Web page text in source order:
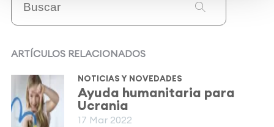
ARTÍCULOS RELACIONADOS
NOTICIAS Y NOVEDADES
Ayuda humanitaria para
Ucrania
17 Mar 2022